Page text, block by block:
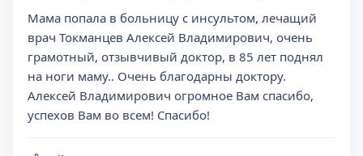
Мама попала в больницу с инсультом, лечащий
врач Токманцев Алексей Владимирович, очень
грамотный, отзывчивый доктор, в 85 лет поднял
на ноги маму.. Очень благодарны доктору.
Алексей Владимирович огромное Вам спасибо,
успехов Вам во всем! Спасибо!